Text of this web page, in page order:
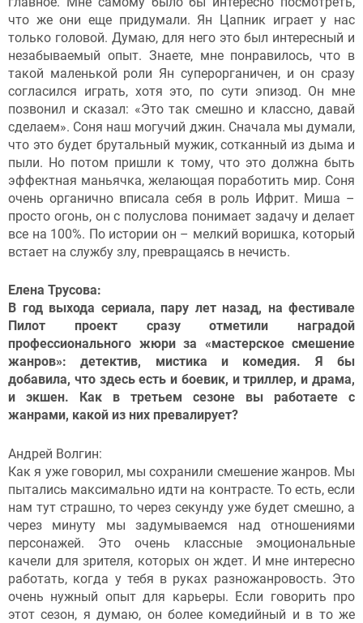
что же они еще придумали. Ян Цапник играет у нас
только головой. Думаю, для него это был интересный и
незабываемый опыт. Знаете, мне понравилось, что в
такой маленькой роли Ян суперорганичен, и он сразу
согласился играть, хотя это, по сути эпизод. Он мне
позвонил и сказал: «Это так смешно и классно, давай
сделаем». Соня наш могучий джин. Сначала мы думали,
что это будет брутальный мужик, сотканный из дыма и
пыли. Но потом пришли к тому, что это должна быть
эффектная маньячка, желающая поработить мир. Соня
очень органично вписала себя в роль Ифрит. Миша –
просто огонь, он с полуслова понимает задачу и делает
все на 100%. По истории он – мелкий воришка, который
встает на службу злу, превращаясь в нечисть.
Елена Трусова:
В год выхода сериала, пару лет назад, на фестивале
Пилот проект сразу отметили наградой
профессионального жюри за «мастерское смешение
жанров»: детектив, мистика и комедия. Я бы
добавила, что здесь есть и боевик, и триллер, и драма,
и экшен. Как в третьем сезоне вы работаете с
жанрами, какой из них превалирует?
Андрей Волгин:
Как я уже говорил, мы сохранили смешение жанров. Мы
пытались максимально идти на контрасте. То есть, если
нам тут страшно, то через секунду уже будет смешно, а
через минуту мы задумываемся над отношениями
персонажей. Это очень классные эмоциональные
качели для зрителя, которых он ждет. И мне интересно
работать, когда у тебя в руках разножанровость. Это
очень нужный опыт для карьеры. Если говорить про
этот сезон, я думаю, он более комедийный и в то же